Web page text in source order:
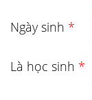
Ngày sinh *
Là học sinh *